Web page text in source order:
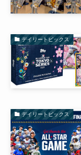
デイリートピックス
デイリートピックス